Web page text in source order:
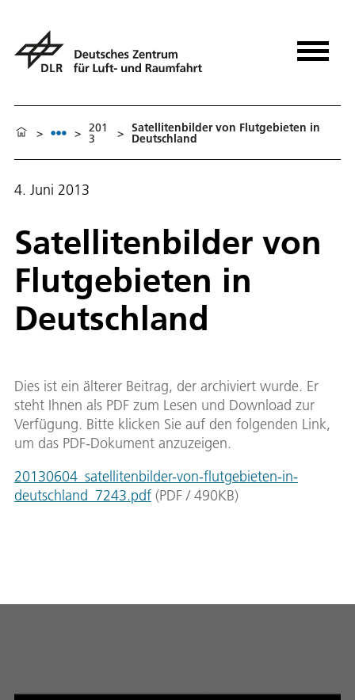
> > 201
3 > Satellitenbilder von Flutgebieten in
Deutschland
4. Juni 2013
Satellitenbilder von
Flutgebieten in
Deutschland
Dies ist ein älterer Beitrag, der archiviert wurde. Er
steht Ihnen als PDF zum Lesen und Download zur
Verfügung. Bitte klicken Sie auf den folgenden Link,
um das PDF-Dokument anzuzeigen.
20130604_satellitenbilder-von-flutgebieten-in-
deutschland_7243.pdf (PDF / 490KB)